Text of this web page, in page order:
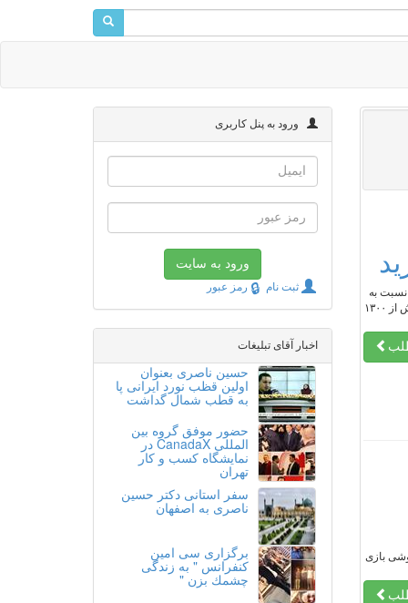
نسبت به
هر گونه گرانفروشی ماسک از سوی مراجع توزیع و عرضه هشدار داد و تاکید کرد: مصرف کننده نباید ماسک سه لایه را بیش از ۱۳۰۰
بازی
ورود به پنل کاربری
ثبت نام رمز عبور
اخبار آقای تبلیغات
حسین ناصری بعنوان
اولین قظب نورد ایرانی پا
به قطب شمال گداشت
حضور موفق گروه بین
المللی CanadaX در
نمایشگاه کسب و کار
تهران
سفر استانى دكتر حسين
ناصرى به اصفهان
برگزارى سى امين
كنفرانس " به زندگى
چشمك بزن "